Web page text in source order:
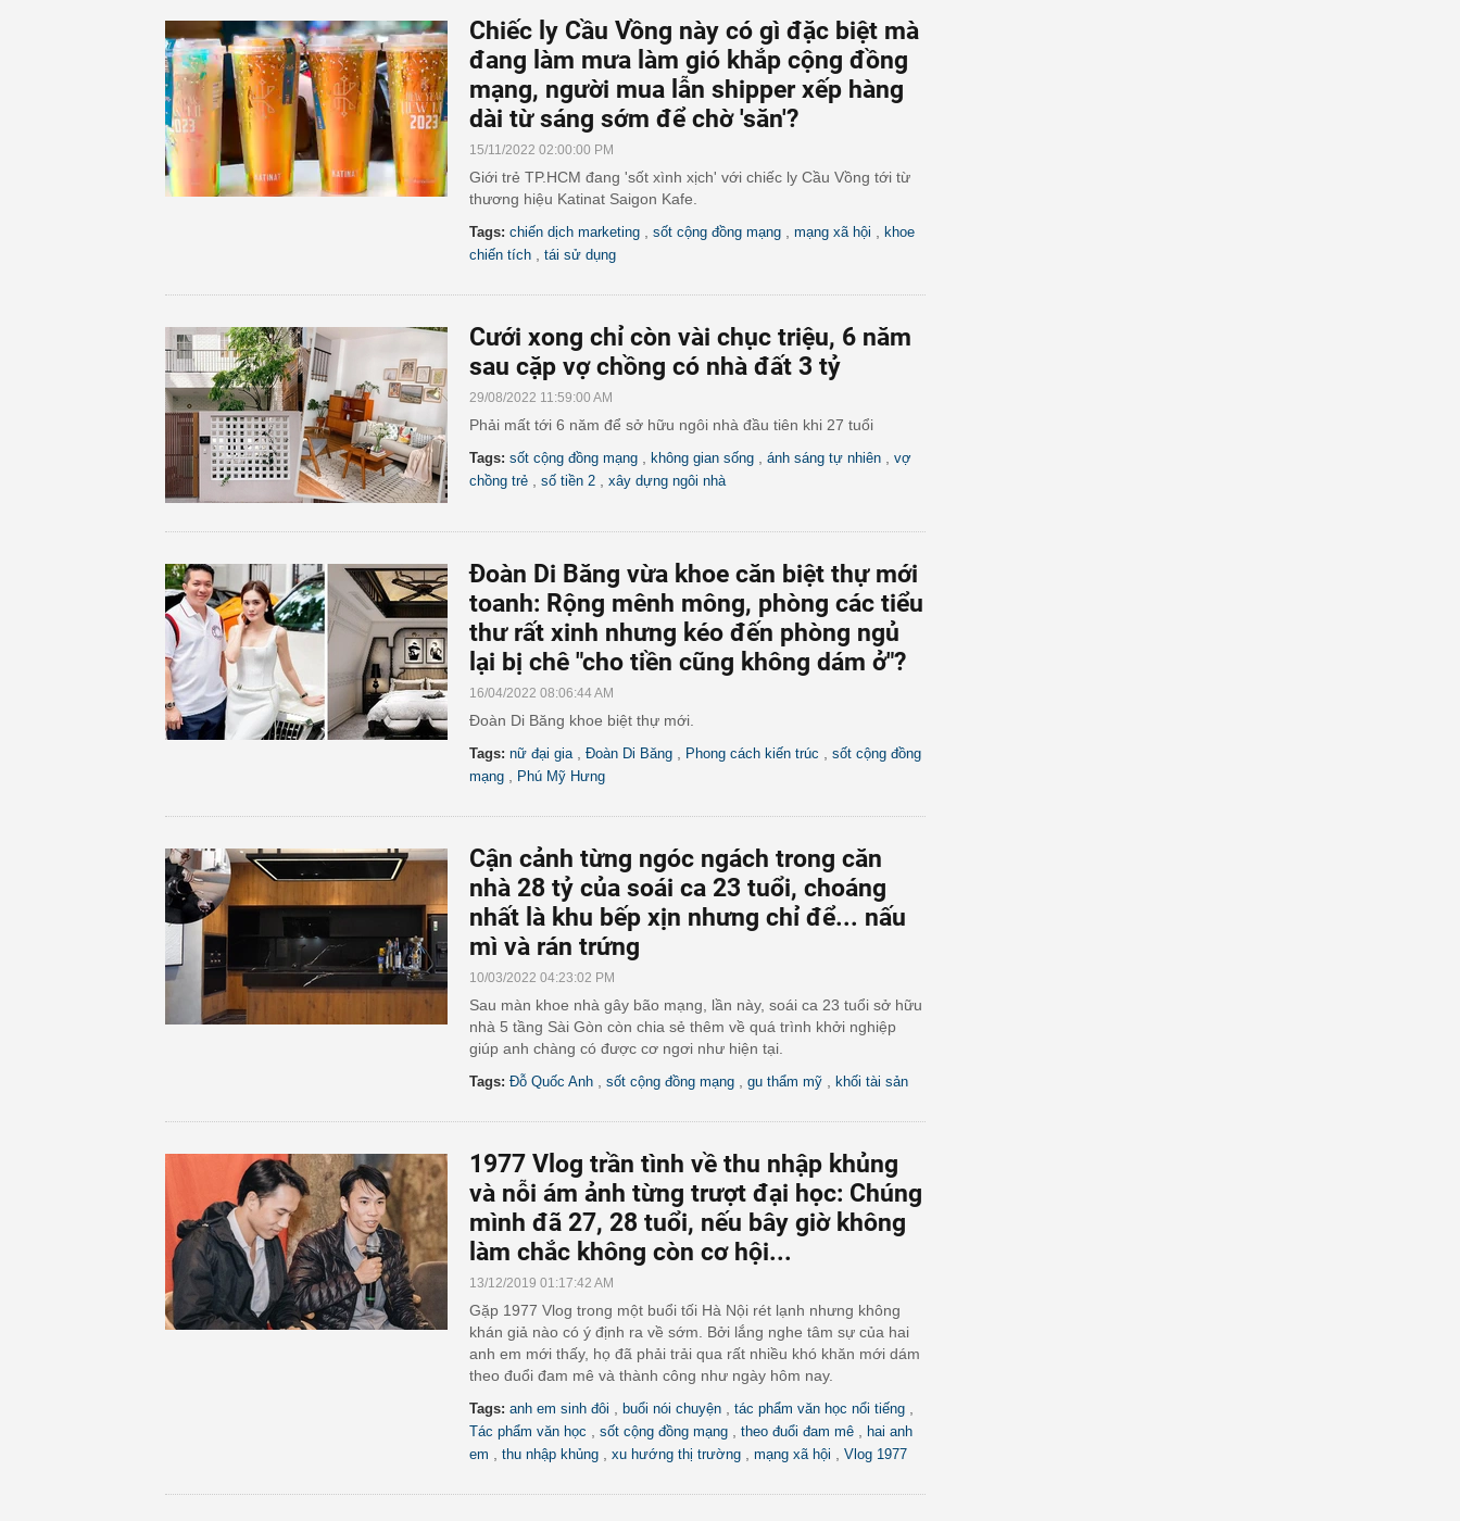
Chiếc ly Cầu Vồng này có gì đặc biệt mà
đang làm mưa làm gió khắp cộng đồng
mạng, người mua lẫn shipper xếp hàng
dài từ sáng sớm để chờ 'săn'?
15/11/2022 02:00:00 PM
Giới trẻ TP.HCM đang 'sốt xình xịch' với chiếc ly Cầu Vồng tới từ
thương hiệu Katinat Saigon Kafe.
Tags: chiến dịch marketing sốt cộng đồng mạng mạng xã hội
khoe
chiến tích
tái sử dụng
Cưới xong chỉ còn vài chục triệu, 6 năm
sau cặp vợ chồng có nhà đất 3 tỷ
29/08/2022 11:59:00 AM
Phải mất tới 6 năm để sở hữu ngôi nhà đầu tiên khi 27 tuổi
Tags: sốt cộng đồng mạng không gian sống ánh sáng tự nhiên
vợ
chồng trẻ
số tiền 2 xây dựng ngôi nhà
Đoàn Di Băng vừa khoe căn biệt thự mới
toanh: Rộng mênh mông, phòng các tiểu
thư rất xinh nhưng kéo đến phòng ngủ
lại bị chê "cho tiền cũng không dám ở"?
16/04/2022 08:06:44 AM
Đoàn Di Băng khoe biệt thự mới.
Tags: nữ đại gia Đoàn Di Băng Phong cách kiến trúc
sốt cộng đồng
mạng
Phú Mỹ Hưng
Cận cảnh từng ngóc ngách trong căn
nhà 28 tỷ của soái ca 23 tuổi, choáng
nhất là khu bếp xịn nhưng chỉ để... nấu
mì và rán trứng
10/03/2022 04:23:02 PM
Sau màn khoe nhà gây bão mạng, lần này, soái ca 23 tuổi sở hữu
nhà 5 tầng Sài Gòn còn chia sẻ thêm về quá trình khởi nghiệp
giúp anh chàng có được cơ ngơi như hiện tại.
Tags: Đỗ Quốc Anh sốt cộng đồng mạng gu thẩm mỹ khối tài sản
1977 Vlog trần tình về thu nhập khủng
và nỗi ám ảnh từng trượt đại học: Chúng
mình đã 27, 28 tuổi, nếu bây giờ không
làm chắc không còn cơ hội...
13/12/2019 01:17:42 AM
Gặp 1977 Vlog trong một buổi tối Hà Nội rét lạnh nhưng không
khán giả nào có ý định ra về sớm. Bởi lắng nghe tâm sự của hai
anh em mới thấy, họ đã phải trải qua rất nhiều khó khăn mới dám
theo đuổi đam mê và thành công như ngày hôm nay.
Tags: anh em sinh đôi buổi nói chuyện tác phẩm văn học nổi tiếng
Tác phẩm văn học sốt cộng đồng mạng theo đuổi đam mê
hai anh
em
thu nhập khủng xu hướng thị trường mạng xã hội Vlog 1977